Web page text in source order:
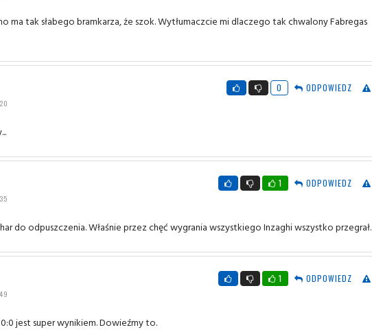
ma tak słabego bramkarza, że szok. Wytłumaczcie mi dlaczego tak chwalony Fabregas
0 ODPOWIEDZ
1 ODPOWIEDZ
do odpuszczenia. Właśnie przez chęć wygrania wszystkiego Inzaghi wszystko przegrał.
1 ODPOWIEDZ
jest super wynikiem. Dowieźmy to.